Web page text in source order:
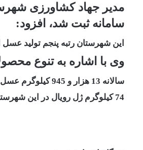
مدیر جهاد کشاورزی
سامانه ثبت شد، افزود:
این شهرستان رتبه پنجم تولید عسل
وی با اشاره به تنوع
سالانه 13 هزار و 945 کیلوگرم عسل موم، یک هزار و 197 کیلوگرم بره موم، 10 هزار و 229 کیلوگرم گرده گل و
74 کیلوگرم ژل رویال در این شهرستان تولید می شود.